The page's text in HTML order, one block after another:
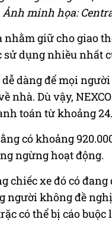
minh họa:
nhằm giữ cho giao
sử dụng nhiều nhất
dàng để mọi
nhà. Dù vậy,
toán từ khoảng
có khoảng
ngừng hoạt động.
chiếc xe đó có
người không đề
có thể bị cáo buộc